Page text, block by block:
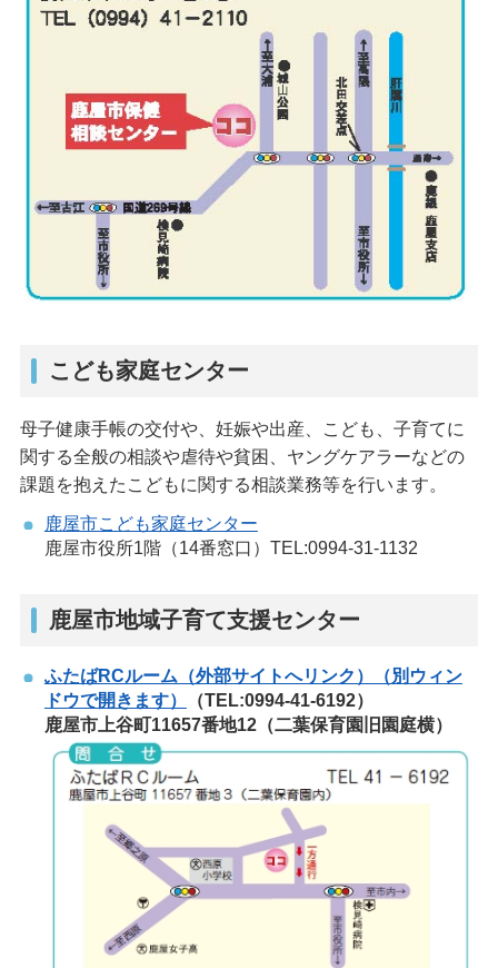
こども家庭センター
母子健康手帳の交付や、妊娠や出産、こども、子育てに
関する全般の相談や虐待や貧困、ヤングケアラーなどの
課題を抱えたこどもに関する相談業務等を行います。
鹿屋市こども家庭センター
鹿屋市役所1階（14番窓口）TEL:0994-31-1132
鹿屋市地域子育て支援センター
ふたばRCルーム（外部サイトへリンク）（別ウィン
ドウで開きます）
（TEL:0994-41-6192）
鹿屋市上谷町11657番地12（二葉保育園旧園庭横）